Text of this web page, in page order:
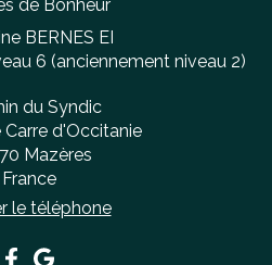
de Bonheur
BERNES EI
6 (anciennement niveau 2)
du Syndic
Carre d'Occitanie
Mazères
France
le téléphone